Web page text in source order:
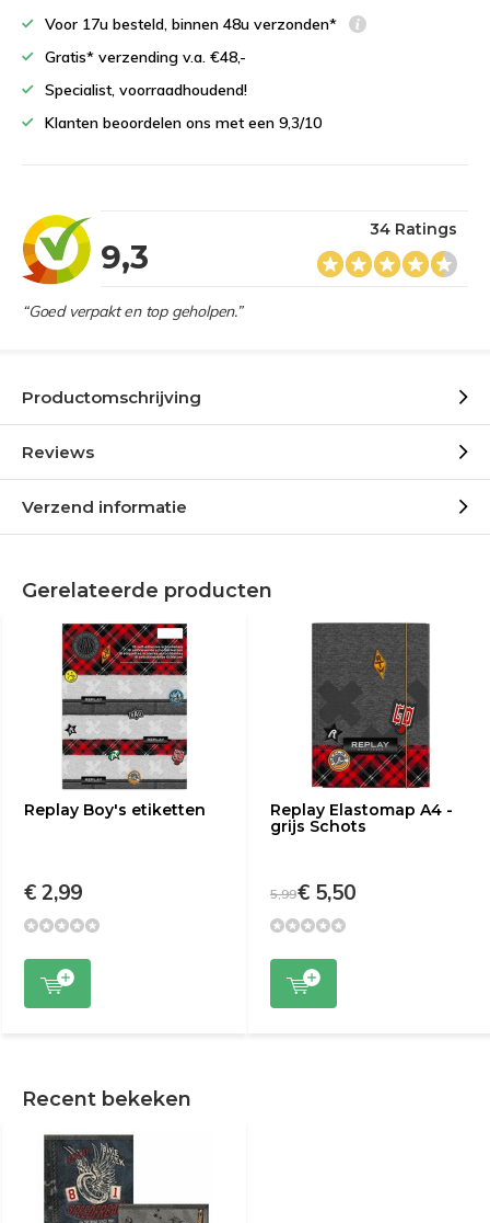
Voor 17u besteld, binnen 48u verzonden*
Gratis* verzending v.a. €48,-
Specialist, voorraadhoudend!
Klanten beoordelen ons met een 9,3/10
9,3
34 Ratings
“Goed verpakt en top geholpen.”
Productomschrijving
Reviews
Verzend informatie
Gerelateerde producten
Replay Boy's etiketten
€ 2,99
Replay Elastomap A4 -
grijs Schots
5,99€ 5,50
Recent bekeken